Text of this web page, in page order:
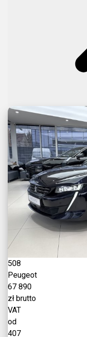
508
Peugeot
67 890
zł brutto
VAT
od
407